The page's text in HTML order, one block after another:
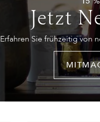
Jetzt
Erfahren Sie frühzeitig von